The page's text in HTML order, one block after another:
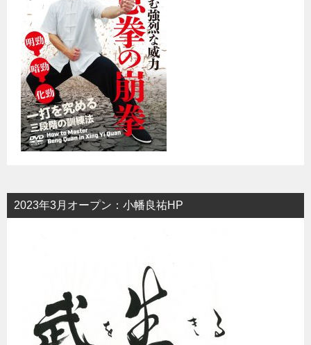
2023年3月オープン：小幡良祐HP